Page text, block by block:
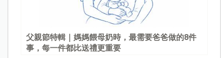
父親節特輯｜媽媽餵母奶時，最需要爸爸做的8件
事，每一件都比送禮更重要